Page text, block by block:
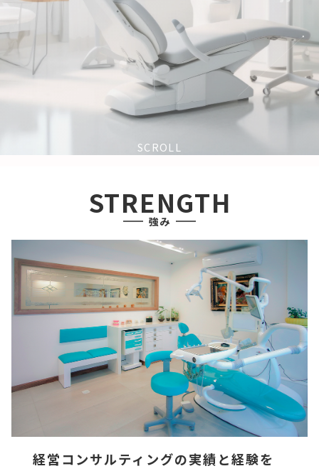
SCROLL
STRENGTH
強み
経営コンサルティングの実績と経験を